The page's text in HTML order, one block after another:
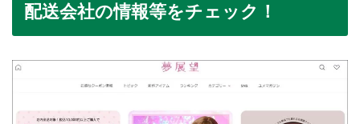
配送会社の情報等をチェック！